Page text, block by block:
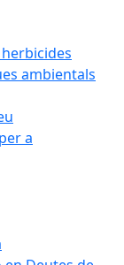
ambientals
a